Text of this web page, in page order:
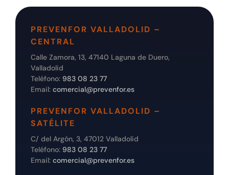
PREVENFOR VALLADOLID –
CENTRAL
Calle Zamora, 13, 47140 Laguna de Duero,
Valladolid
Teléfono: 983 08 23 77
Email: comercial@prevenfor.es
PREVENFOR VALLADOLID –
SATÉLITE
C/ del Argón, 3, 47012 Valladolid
Teléfono: 983 08 23 77
Email: comercial@prevenfor.es